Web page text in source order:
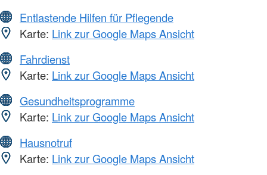
Entlastende Hilfen für Pflegende
Karte: Link zur Google Maps Ansicht
Fahrdienst
Karte: Link zur Google Maps Ansicht
Gesundheitsprogramme
Karte: Link zur Google Maps Ansicht
Hausnotruf
Karte: Link zur Google Maps Ansicht